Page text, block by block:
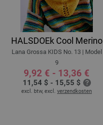
HALSDOEk Cool Merino
Lana Grossa KIDS No. 13 | Model
9
9,92 € - 13,36 €
11,54 $ - 15,55 $
excl. btw, excl. verzendkosten